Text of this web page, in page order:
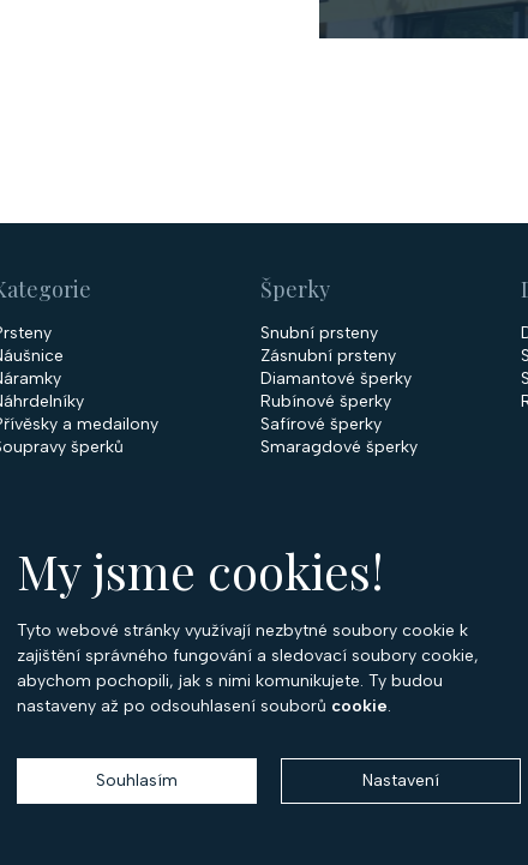
My jsme cookies!
Tyto webové stránky využívají nezbytné soubory cookie k
zajištění správného fungování a sledovací soubory cookie,
abychom pochopili, jak s nimi komunikujete. Ty budou
nastaveny až po odsouhlasení souborů cookie.
Nastavení
Souhlasím
a medailony
šperků
Šperky
Snubní prsteny
Zásnubní prsteny
Diamantové šperky
Rubínové šperky
Safírové šperky
Smaragdové šperky
Copyright 2026Optima Diamant. Všechna práva vyhrazena.